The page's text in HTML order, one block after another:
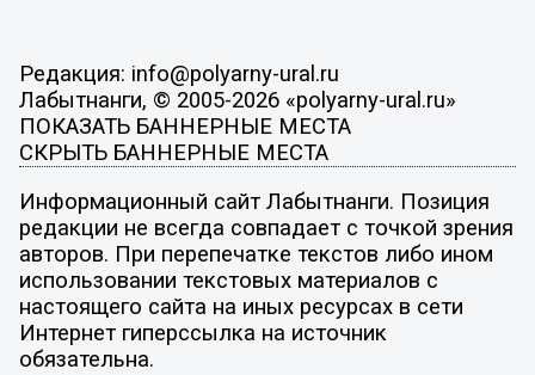
Редакция: info@polyarny-ural.ru
Лабытнанги, © 2005-2026 «polyarny-ural.ru»
ПОКАЗАТЬ БАННЕРНЫЕ МЕСТА
СКРЫТЬ БАННЕРНЫЕ МЕСТА
Информационный сайт Лабытнанги. Позиция
редакции не всегда совпадает с точкой зрения
авторов. При перепечатке текстов либо ином
использовании текстовых материалов с
настоящего сайта на иных ресурсах в сети
Интернет гиперссылка на источник
обязательна.